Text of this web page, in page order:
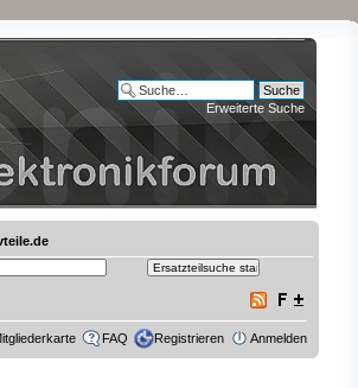
Erweiterte Suche
FAQ Registrieren Anmelden